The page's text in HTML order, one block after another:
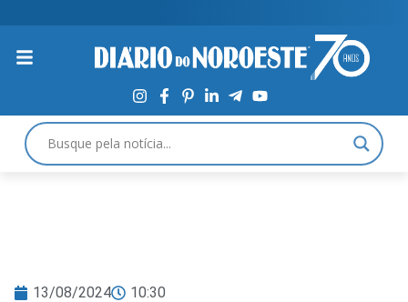
13/08/2024 10:30